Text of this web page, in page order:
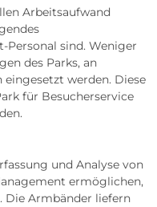
Arbeitsaufwand
sind. Weniger
des Parks, an
werden. Diese
für Besucherservice
und Analyse von
ermöglichen,
Die Armbänder liefern